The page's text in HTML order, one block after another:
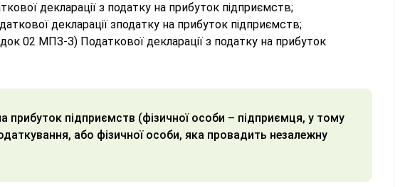
декларації з податку на прибуток підприємств;
декларації зподатку на прибуток підприємств;
02 МПЗ-З) Податкової декларації з податку на прибуток
прибуток підприємств (фізичної особи – підприємця, у тому
або фізичної особи, яка провадить незалежну